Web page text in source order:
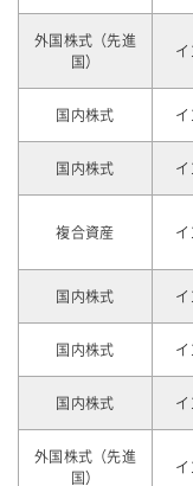
外国株式（先進
国）
イ
国内株式 イ
国内株式 イ
複合資産 イ
国内株式 イ
国内株式 イ
国内株式 イ
外国株式（先進
国）
イ